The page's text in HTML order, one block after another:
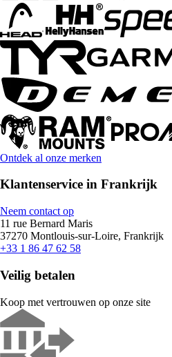
Ontdek al onze merken
Klantenservice in Frankrijk
Neem contact op
11 rue Bernard Maris
37270 Montlouis-sur-Loire, Frankrijk
+33 1 86 47 62 58
Veilig betalen
Koop met vertrouwen op onze site